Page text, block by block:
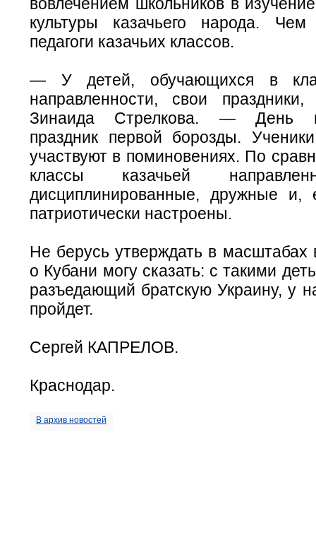
культуры казачьего народа.
педагоги казачьих классов.
— У детей, обучающихся в
направленности, свои
Зинаида Стрелкова. — День
праздник первой борозды.
участвуют в поминовениях. По
классы казачьей
дисциплинированные, дружные
патриотически настроены.
Не берусь утверждать в масштабах
о Кубани могу сказать: с такими
разъедающий братскую Украину, у
пройдет.
Сергей КАПРЕЛОВ.
Краснодар.
В архив новостей